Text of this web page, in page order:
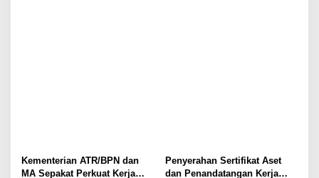
Kementerian ATR/BPN dan
MA Sepakat Perkuat Kerja
Penyerahan Sertifikat Aset
dan Penandatangan Kerja